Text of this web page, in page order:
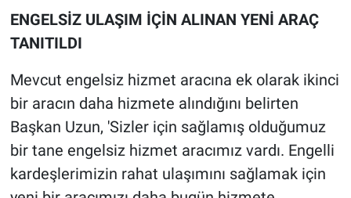
ENGELSİZ ULAŞIM İÇİN ALINAN YENİ ARAÇ
TANITILDI
Mevcut engelsiz hizmet aracına ek olarak ikinci
bir aracın daha hizmete alındığını belirten
Başkan Uzun, 'Sizler için sağlamış olduğumuz
bir tane engelsiz hizmet aracımız vardı. Engelli
kardeşlerimizin rahat ulaşımını sağlamak için